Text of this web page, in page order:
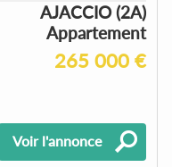
AJACCIO (2A)
Appartement
265 000 €
Voir l'annonce